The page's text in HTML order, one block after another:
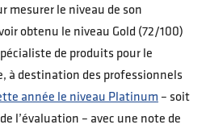
mesurer le niveau de son
obtenu le niveau Gold (72/100)
de produits pour le
à destination des professionnels
année le niveau Platinum – soit
l’évaluation – avec une note de